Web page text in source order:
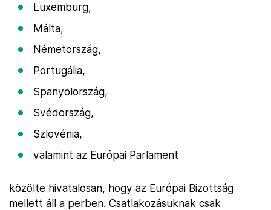
Luxemburg,
Málta,
Németország,
Portugália,
Spanyolország,
Svédország,
Szlovénia,
valamint az Európai Parlament
közölte hivatalosan, hogy az Európai Bizottság
mellett áll a perben. Csatlakozásuknak csak